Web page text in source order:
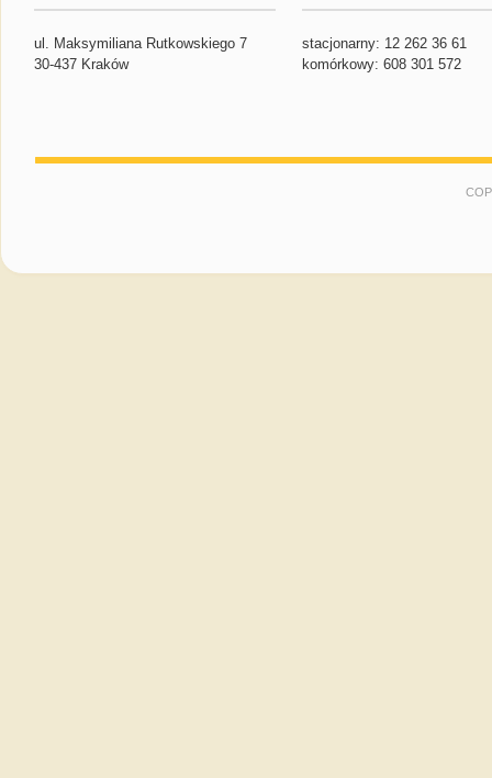
ul. Maksymiliana Rutkowskiego 7
30-437 Kraków
stacjonarny: 12 262 36 61
komórkowy: 608 301 572